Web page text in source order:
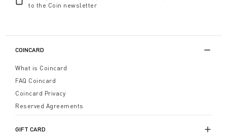
to the Coin newsletter
COINCARD
What is Coincard
FAQ Coincard
Coincard Privacy
Reserved Agreements
GIFT CARD